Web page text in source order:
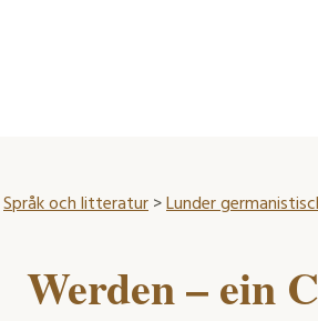
Språk och litteratur>Lunder
Werden – ein